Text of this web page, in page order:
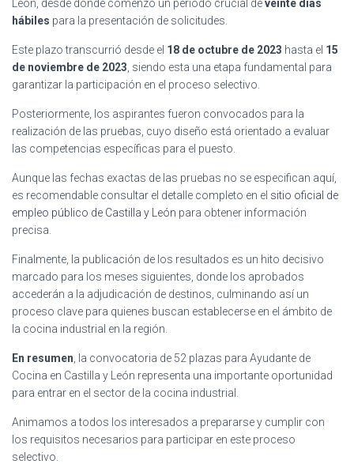
León, desde donde comenzó un período crucial deveinte días
hábiles para la presentación de solicitudes.
Este plazo transcurrió desde el 18 de octubre de 2023 hasta el 15
de noviembre de 2023 , siendo esta una etapa fundamental para
garantizar la participación en el proceso selectivo.
Posteriormente, los aspirantes fueron convocados para la
realización de las pruebas, cuyo diseño está orientado a evaluar
las competencias específicas para el puesto.
Aunque las fechas exactas de las pruebas no se especifican aquí,
es recomendable consultar el detalle completo en el sitio oficial de
empleo público de Castilla y León para obtener información
precisa.
Finalmente, la publicación de los resultados es un hito decisivo
marcado para los meses siguientes, donde los aprobados
accederán a la adjudicación de destinos, culminando así un
proceso clave para quienes buscan establecerse en el ámbito de
la cocina industrial en la región.
En resumen , la convocatoria de 52 plazas para Ayudante de
Cocina en Castilla y León representa una importante oportunidad
para entrar en el sector de la cocina industrial.
Animamos a todos los interesados a prepararse y cumplir con
los requisitos necesarios para participar en este proceso
selectivo.